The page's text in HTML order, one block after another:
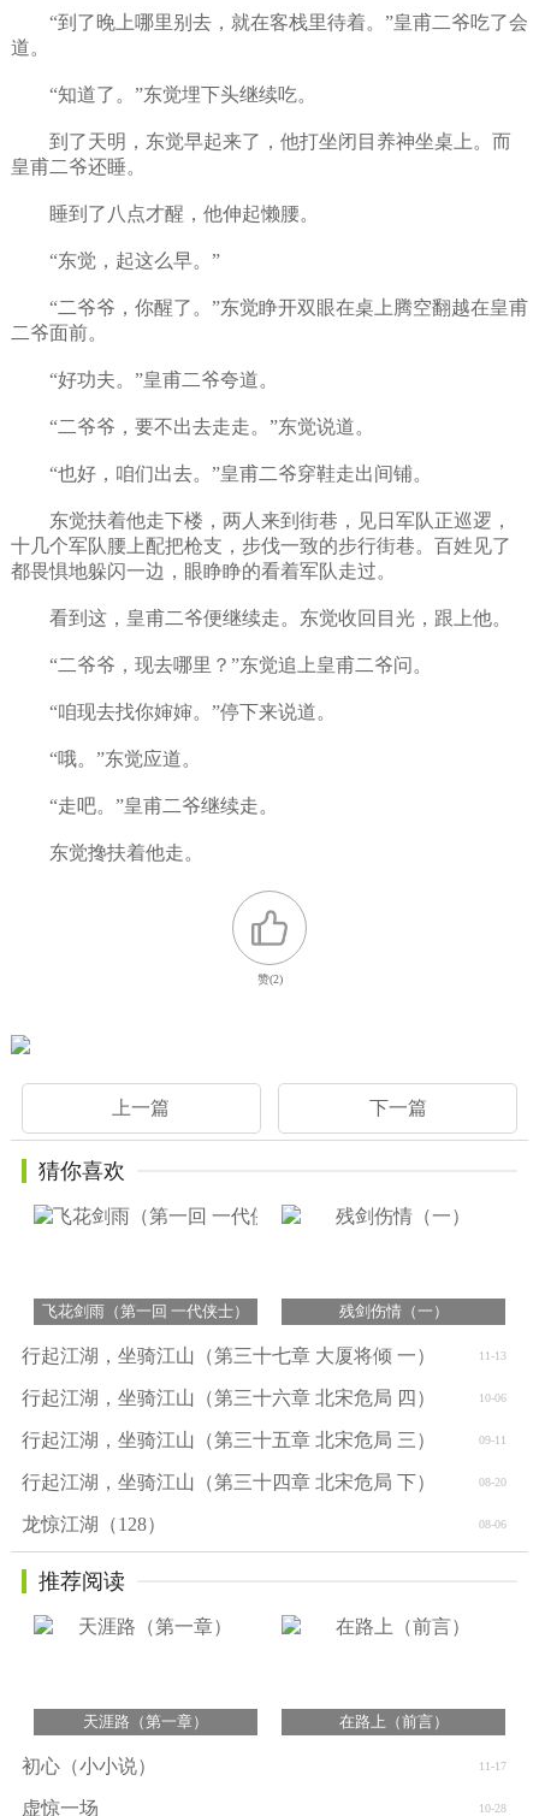
“到了晚上哪里别去，就在客栈里待着。”皇甫二爷吃了会
道。
“知道了。”东觉埋下头继续吃。
到了天明，东觉早起来了，他打坐闭目养神坐桌上。而
皇甫二爷还睡。
睡到了八点才醒，他伸起懒腰。
“东觉，起这么早。”
“二爷爷，你醒了。”东觉睁开双眼在桌上腾空翻越在皇甫
二爷面前。
“好功夫。”皇甫二爷夸道。
“二爷爷，要不出去走走。”东觉说道。
“也好，咱们出去。”皇甫二爷穿鞋走出间铺。
东觉扶着他走下楼，两人来到街巷，见日军队正巡逻，
十几个军队腰上配把枪支，步伐一致的步行街巷。百姓见了
都畏惧地躲闪一边，眼睁睁的看着军队走过。
看到这，皇甫二爷便继续走。东觉收回目光，跟上他。
“二爷爷，现去哪里？”东觉追上皇甫二爷问。
“咱现去找你婶婶。”停下来说道。
“哦。”东觉应道。
“走吧。”皇甫二爷继续走。
东觉搀扶着他走。
赞(2)
下一篇
上一篇
猜你喜欢
飞花剑雨（第一回 一代侠士） 残剑伤情（一）
11-13
行起江湖，坐骑江山（第三十七章 大厦将倾 一）
10-06
行起江湖，坐骑江山（第三十六章 北宋危局 四）
09-11
行起江湖，坐骑江山（第三十五章 北宋危局 三）
08-20
行起江湖，坐骑江山（第三十四章 北宋危局 下）
08-06
龙惊江湖（128）
推荐阅读
天涯路（第一章） 在路上（前言）
11-17
初心（小小说）
10-28
虚惊一场